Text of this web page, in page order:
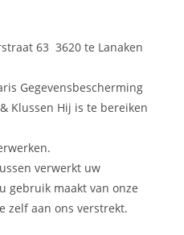
63 3620 te Lanaken
Gegevensbescherming
Klussen Hij is te bereiken
verwerkt uw
gebruik maakt van onze
zelf aan ons verstrekt.